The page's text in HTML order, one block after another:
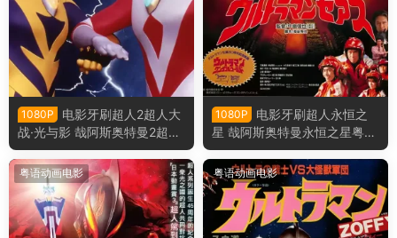
1080P
电影牙刷超人2超人大
战·光与影 哉阿斯奥特曼2超人
大战·光与影粤语版
1080P
电影牙刷超人永恒之
星 哉阿斯奥特曼永恒之星粤语
版
粤语动画电影 粤语动画电影